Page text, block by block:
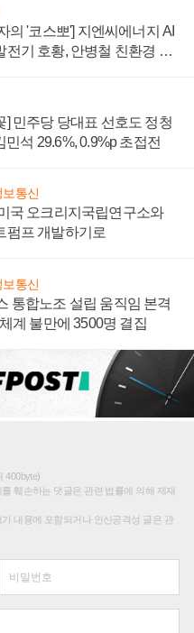
의 '코스뽀'] 지엔씨에너지 AI
전기 호황, 안병철 친환경 에
] 민주당 당대표 선호도 정청
민석 29.6%, 0.9%p 초접전
보통신
국 오크리지국립연구소와
펌프 개발하기로
보통신
통합노조 설립 움직임 본격
계 불만에 3500명 결집
400byte)
훼손하는 댓글은 관련 법률에 의해 제재
내용에 포함되거나 인신공격성 글은 관